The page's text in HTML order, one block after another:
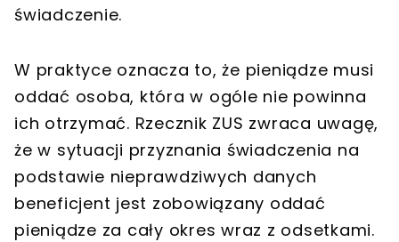
świadczenie.
W praktyce oznacza to, że pieniądze musi
oddać osoba, która w ogóle nie powinna
ich otrzymać. Rzecznik ZUS zwraca uwagę,
że w sytuacji przyznania świadczenia na
podstawie nieprawdziwych danych
beneficjent jest zobowiązany oddać
pieniądze za cały okres wraz z odsetkami.